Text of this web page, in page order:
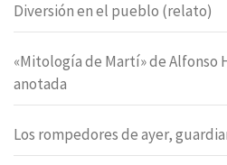
Diversión en el pueblo (relato)
«Mitología de Martí» de Alfonso
anotada
Los rompedores de ayer,